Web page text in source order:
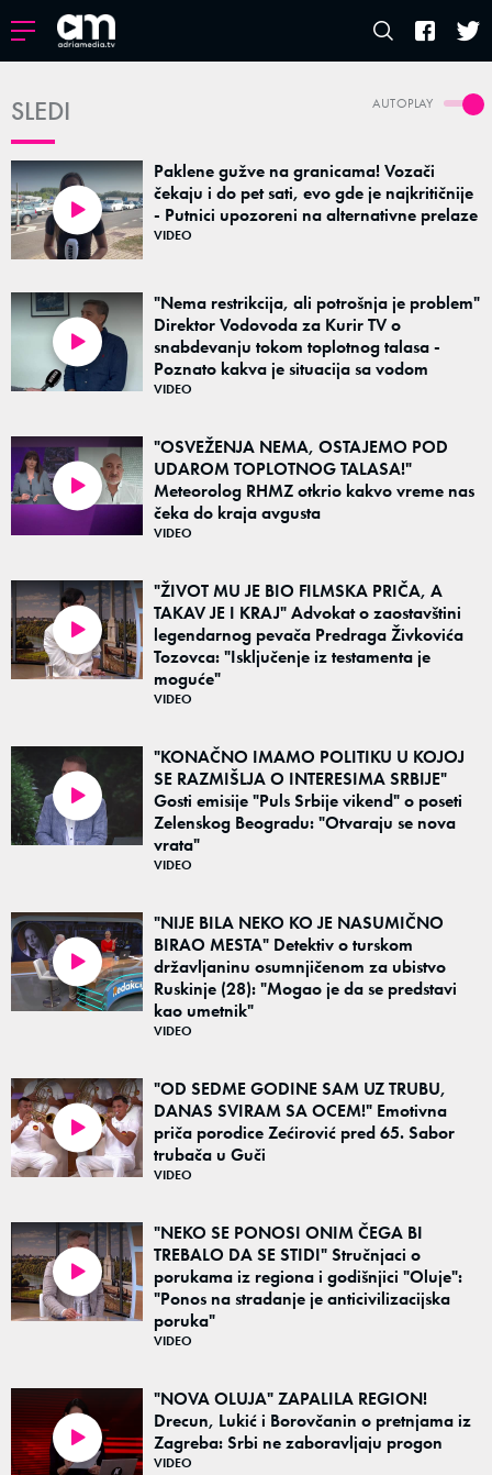
AUTOPLAY
SLEDI
Paklene gužve na granicama! Vozači
čekaju i do pet sati, evo gde je najkritičnije
- Putnici upozoreni na alternativne prelaze
VIDEO
"Nema restrikcija, ali potrošnja je problem"
Direktor Vodovoda za Kurir TV o
snabdevanju tokom toplotnog talasa -
Poznato kakva je situacija sa vodom
VIDEO
"OSVEŽENJA NEMA, OSTAJEMO POD
UDAROM TOPLOTNOG TALASA!"
Meteorolog RHMZ otkrio kakvo vreme nas
čeka do kraja avgusta
VIDEO
"ŽIVOT MU JE BIO FILMSKA PRIČA, A
TAKAV JE I KRAJ" Advokat o zaostavštini
legendarnog pevača Predraga Živkovića
Tozovca: "Isključenje iz testamenta je
moguće"
VIDEO
"KONAČNO IMAMO POLITIKU U KOJOJ
SE RAZMIŠLJA O INTERESIMA SRBIJE"
Gosti emisije "Puls Srbije vikend" o poseti
Zelenskog Beogradu: "Otvaraju se nova
vrata"
VIDEO
"NIJE BILA NEKO KO JE NASUMIČNO
BIRAO MESTA" Detektiv o turskom
državljaninu osumnjičenom za ubistvo
Ruskinje (28): "Mogao je da se predstavi
kao umetnik"
VIDEO
"OD SEDME GODINE SAM UZ TRUBU,
DANAS SVIRAM SA OCEM!" Emotivna
priča porodice Zećirović pred 65. Sabor
trubača u Guči
VIDEO
"NEKO SE PONOSI ONIM ČEGA BI
TREBALO DA SE STIDI" Stručnjaci o
porukama iz regiona i godišnjici "Oluje":
"Ponos na stradanje je anticivilizacijska
poruka"
VIDEO
"NOVA OLUJA" ZAPALILA REGION!
Drecun, Lukić i Borovčanin o pretnjama iz
Zagreba: Srbi ne zaboravljaju progon
VIDEO